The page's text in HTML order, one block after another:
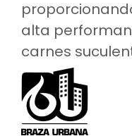
alta
carnes